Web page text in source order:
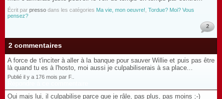
Écrit par presso dans les catégories Ma vie, mon oeuvre! Tordue? Moi? Vous
pensez?
2
2 commentaires
A force de t'inciter à aller à la banque pour sauver Willie et puis pas être
là quand tu es à l'hosto, moi aussi je culpabiliserais à sa place...
Publié il y a 176 mois par F..
Oui mais lui, il culpabilise parce que je râle, pas plus, pas moins ;-)